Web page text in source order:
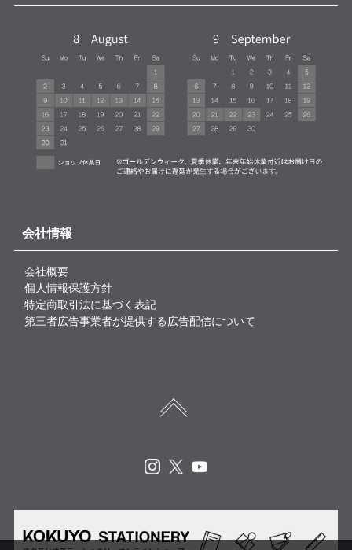
会社情報
会社概要
個人情報保護方針
特定商取引法に基づく表記
第三者広告事業者が提供する広告配信について